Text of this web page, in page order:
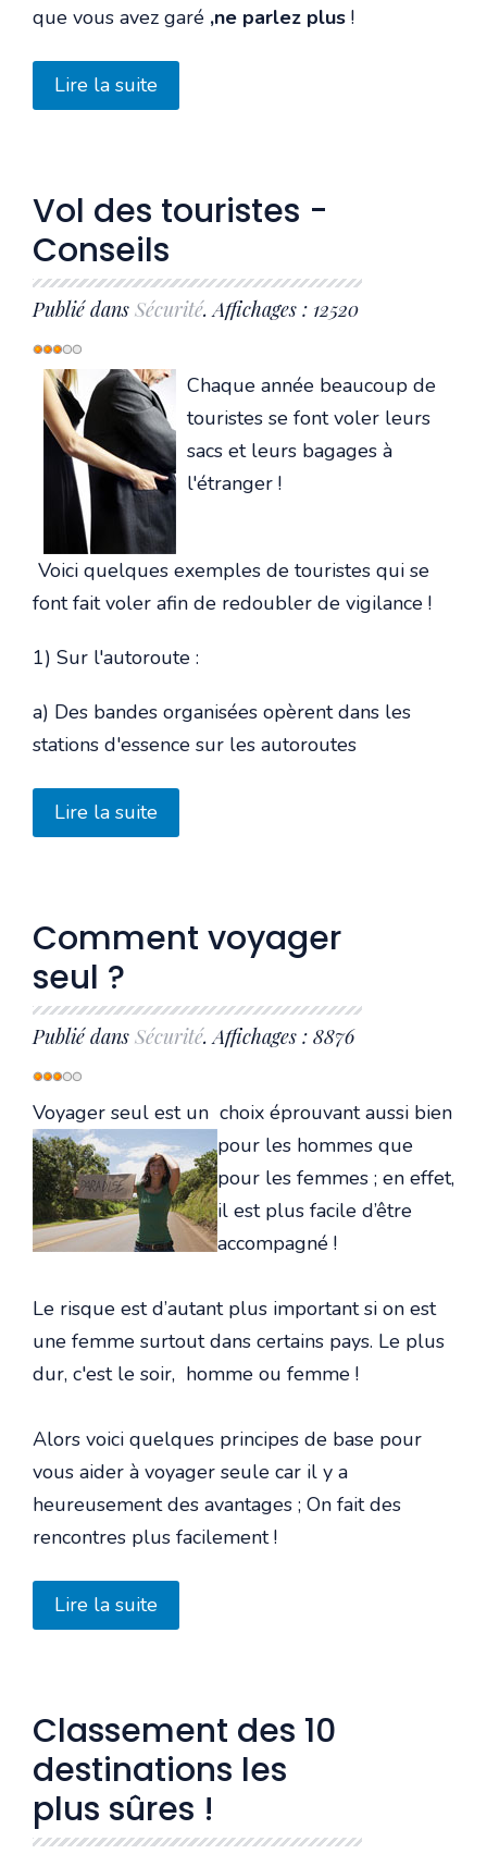
que vous avez garé ,ne parlez plus !
Lire la suite
Vol des touristes -
Conseils
Publié dans Sécurité. Affichages : 12520
Vote
utilisateur:3/5
Chaque année beaucoup de
touristes se font voler leurs
sacs et leurs bagages à
l'étranger !
Voici quelques exemples de touristes qui se
font fait voler afin de redoubler de vigilance !
1) Sur l'autoroute :
a) Des bandes organisées opèrent dans les
stations d'essence sur les autoroutes
Lire la suite
Comment voyager
seul ?
Publié dans Sécurité. Affichages : 8876
Vote
utilisateur:3/5
Voyager seul est un choix éprouvant aussi bien
pour les hommes que
pour les femmes ; en effet,
il est plus facile d’être
accompagné !
Le risque est d’autant plus important si on est
une femme surtout dans certains pays. Le plus
dur, c'est le soir, homme ou femme !
Alors voici quelques principes de base pour
vous aider à voyager seule car il y a
heureusement des avantages ; On fait des
rencontres plus facilement !
Lire la suite
Classement des 10
destinations les
plus sûres !